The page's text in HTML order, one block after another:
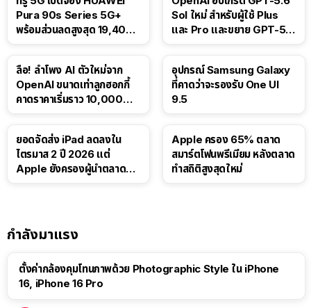
Pura 90s Series 5G+
พร้อมส่วนลดสูงสุด 19,400
Sol ใหม่ สำหรับผู้ใช้ Plus
และ Pro และขยาย GPT-5.6
ลือ! ลำโพง AI ตัวใหม่จาก
OpenAI ขนาดเท่าลูกฮอกกี้
คาดราคาเริ่มราว 10,000
อุปกรณ์ Samsung Galaxy
ที่คาดว่าจะรองรับ One UI
9.5
ยอดจัดส่ง iPad ลดลงใน
ไตรมาส 2 ปี 2026 แต่
Apple ยังครองผู้นำตลาด
Apple ครอง 65% ตลาด
สมาร์ตโฟนพรีเมียม หลังตลาด
ทำสถิติสูงสุดใหม่
กำลังมาแรง
ตั้งค่ากล้องคุมโทนภาพด้วย Photographic Style ใน iPhone
16, iPhone 16 Pro